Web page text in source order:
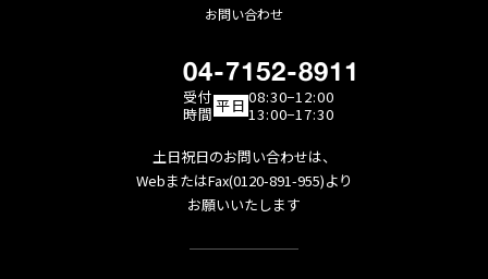
お問い合わせ
04-7152-8911
受付
時間平日 08:30−12:00
13:00−17:30
土日祝日のお問い合わせは、
WebまたはFax(0120-891-955)より
お願いいたします